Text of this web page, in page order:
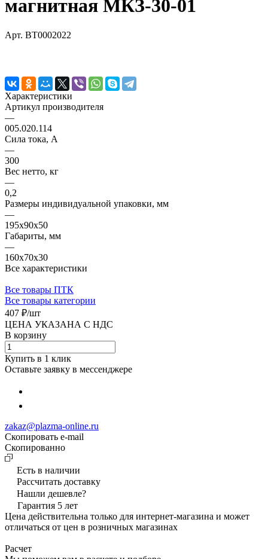
магнитная МКЗ-30-01
Арт. BT0002022
Характеристики
Артикул производителя
—
005.020.114
Сила тока, А
—
300
Вес нетто, кг
—
0,2
Размеры индивидуальной упаковки, мм
—
195х90х50
Габариты, мм
—
160х70х30
Все характеристики
Все товары ПТК
Все товары категории
407 ₽/шт
ЦЕНА УКАЗАНА С НДС
В корзину
Купить в 1 клик
Оставьте заявку в мессенджере
zakaz@plazma-online.ru
Скопировать e-mail
Cкопированно
Есть в наличии
Рассчитать доставку
Нашли дешевле?
Гарантия 5 лет
Цена действительна только для интернет-магазина и может
отличаться от цен в розничных магазинах
Расчет